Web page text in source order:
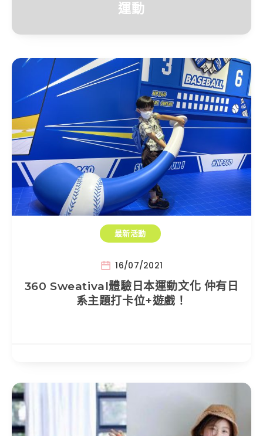
運動
最新活動
16/07/2021
360 Sweatival體驗日本運動文化 仲有日
系主題打卡位+遊戲！